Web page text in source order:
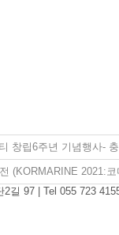
창립6주년 기념행사-
(KORMARINE 2021:
2길 97
Tel 055 723